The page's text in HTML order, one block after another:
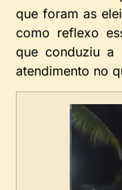
que foram as
como reflexo
que conduziu
atendimento no